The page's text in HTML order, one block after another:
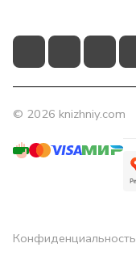
© 2026 knizhniy.com
Конфиденциальность